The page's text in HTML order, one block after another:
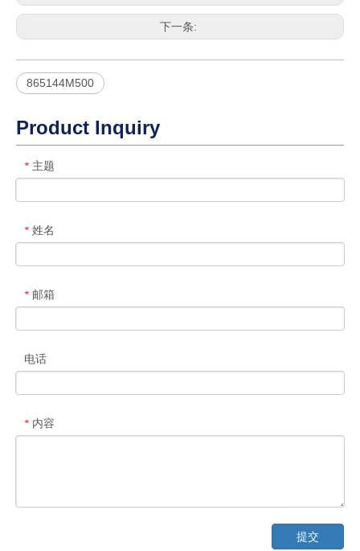
下一条:
865144M500
Product Inquiry
* 主题
* 姓名
* 邮箱
电话
* 内容
提交